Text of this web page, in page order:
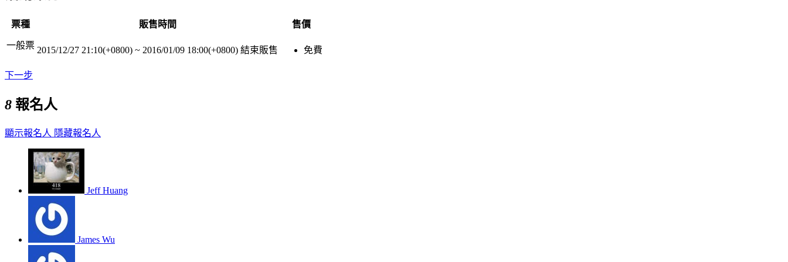
票種 販售時間 售價
一般票 2015/12/27 21:10(+0800) ~ 2016/01/09 18:00(+0800) 結束販售 免費
下一步
8 報名人
顯示報名人 隱藏報名人
Jeff Huang
James Wu